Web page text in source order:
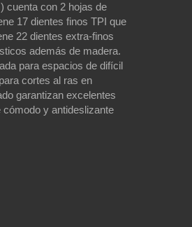
cuenta con 2 hojas de
17 dientes finos TPI que
22 dientes extra-finos
además de madera.
para espacios de difícil
cortes al ras en
garantizan excelentes
cómodo y antideslizante